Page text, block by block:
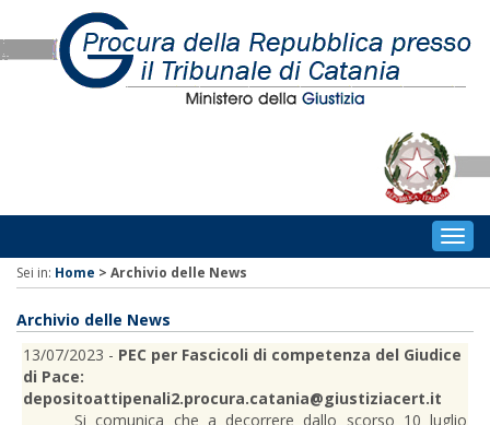
Sei in: Home > Archivio delle News
Archivio delle News
13/07/2023 - PEC per Fascicoli di competenza del Giudice
di Pace:
depositoattipenali2.procura.catania@giustiziacert.it
Si comunica che a decorrere dallo scorso 10 luglio